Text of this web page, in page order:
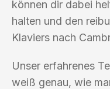
können dir dabei
halten und den
Klaviers nach
Unser erfahrenes
weiß genau, wie